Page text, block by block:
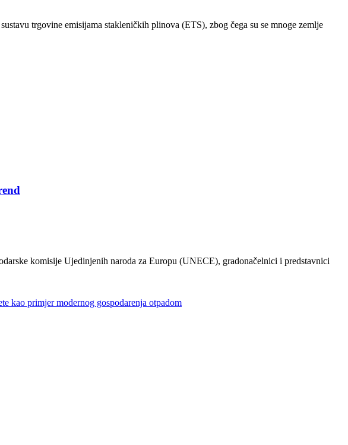
trgovine emisijama stakleničkih plinova (ETS), zbog čega su se mnoge zemlje
komisije Ujedinjenih naroda za Europu (UNECE), gradonačelnici i predstavnici
primjer modernog gospodarenja otpadom